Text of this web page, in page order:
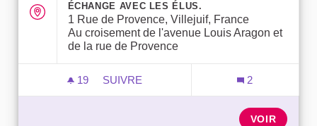
ÉCHANGE AVEC LES ÉLUS.
1 Rue de Provence, Villejuif, France
Au croisement de l'avenue Louis Aragon et
de la rue de Provence
19 19 ABONNÉS
SUIVRE
2
VOIR